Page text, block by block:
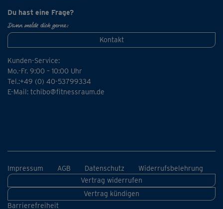
Du hast eine Frage?
Dann melde dich gerne:
Kontakt
Kunden-Service:
Mo.-Fr. 9:00 – 10:00 Uhr
Tel.:+49 (0) 40-53799334
E-Mail: tchibo@fitnessraum.de
Impressum AGB Datenschutz
Widerrufsbelehrung
Vertrag widerrufen
Vertrag kündigen
Barrierefreiheit